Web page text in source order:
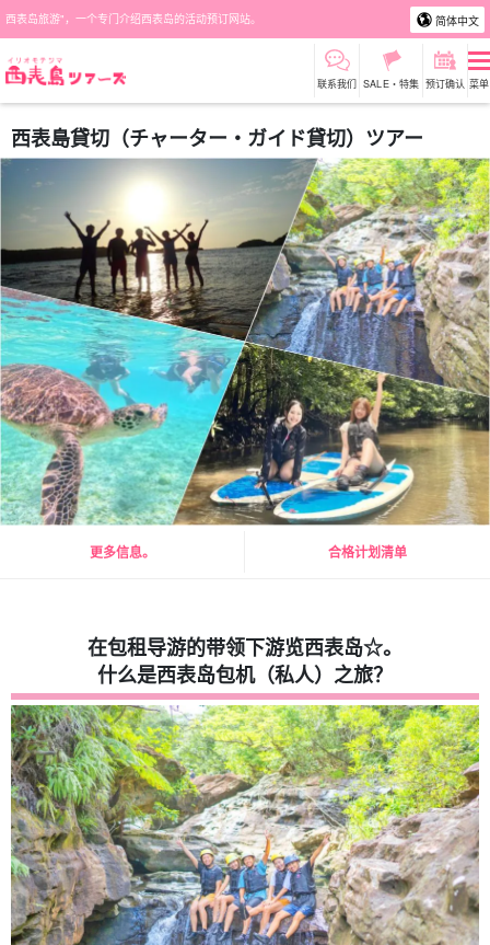
西表岛旅游"，一个专门介绍西表岛的活动预订网站。 简体中文
联系我们 SALE・特集 预订确认 菜单
西表島貸切（チャーター・ガイド貸切）ツアー
更多信息。 合格计划清单
在包租导游的带领下游览西表岛☆。
什么是西表岛包机（私人）之旅？